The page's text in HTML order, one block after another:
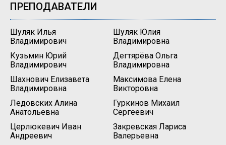
ПРЕПОДАВАТЕЛИ
Шуляк Илья
Владимирович
Кузьмин Юрий
Владимирович
Шахнович Елизавета
Владимировна
Ледовских Алина
Анатольевна
Церлюкевич Иван
Андреевич
Шуляк Юлия
Владимировна
Дегтярёва Ольга
Владимировна
Максимова Елена
Викторовна
Гуркинов Михаил
Сергеевич
Закревская Лариса
Валерьевна